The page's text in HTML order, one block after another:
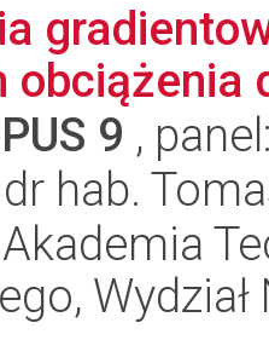
obciążenia
9 ,
hab.